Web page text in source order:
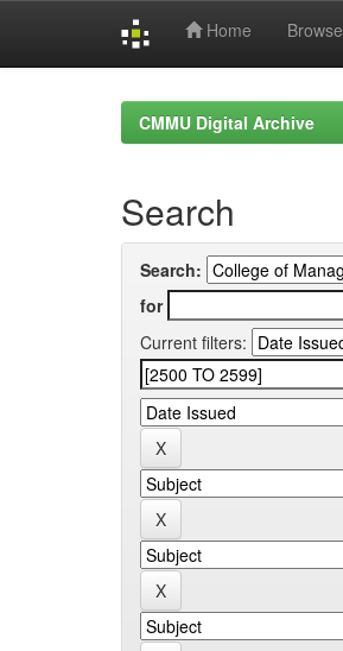
Home Browse
CMMU Digital Archive
Search
Search:
for
Current filters: